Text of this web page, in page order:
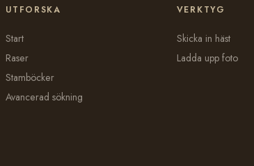
UTFORSKA
Start
Raser
Stamböcker
Avancerad sökning
VERKTYG
Skicka in häst
Ladda upp foto